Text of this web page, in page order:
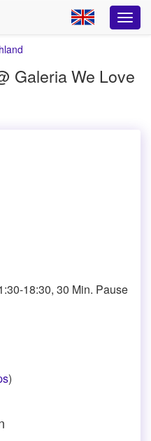
Galeria We Love
18:30, 30 Min. Pause
)